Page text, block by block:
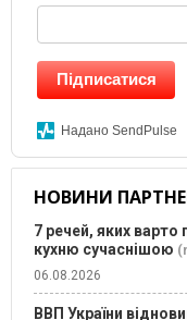
Підписатися
Надано SendPulse
НОВИНИ
7 речей, яких
кухню сучаснішою
06.08.2026
ВВП України